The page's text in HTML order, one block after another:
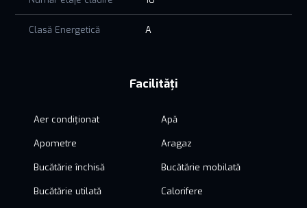
Clasă Energetică A
Facilități
Aer condiționat Apă
Apometre Aragaz
Bucătărie închisă Bucătărie mobilată
Bucătărie utilată Calorifere